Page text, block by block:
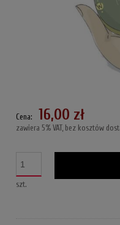
Cena: 16,00 zł
zawiera 5% VAT, bez kosztów
szt.